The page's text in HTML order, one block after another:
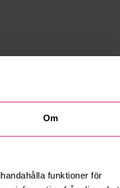
Om
funktioner för